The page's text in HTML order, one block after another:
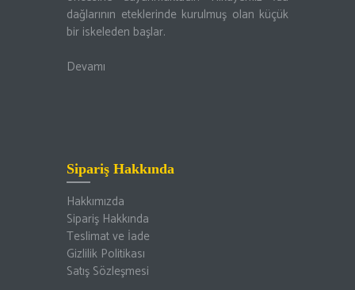
dağlarının eteklerinde kurulmuş olan küçük
bir iskeleden başlar.
Devamı
Sipariş Hakkında
Hakkımızda
Sipariş Hakkında
Teslimat ve İade
Gizlilik Politikası
Satış Sözleşmesi